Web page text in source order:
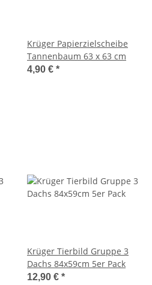
Krüger Papierzielscheibe
Tannenbaum 63 x 63 cm
4,90 € *
Krüger Tierbild Gruppe 3
Dachs 84x59cm 5er Pack
12,90 € *